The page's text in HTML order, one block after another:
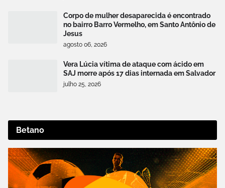
Corpo de mulher desaparecida é encontrado
no bairro Barro Vermelho, em Santo Antônio de
Jesus
agosto 06, 2026
Vera Lúcia vítima de ataque com ácido em
SAJ morre após 17 dias internada em Salvador
julho 25, 2026
Betano